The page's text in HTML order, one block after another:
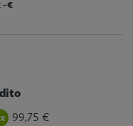
- €
99,75 €